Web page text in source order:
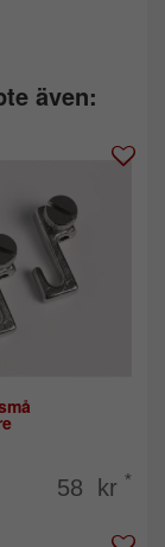
även:
58 kr *